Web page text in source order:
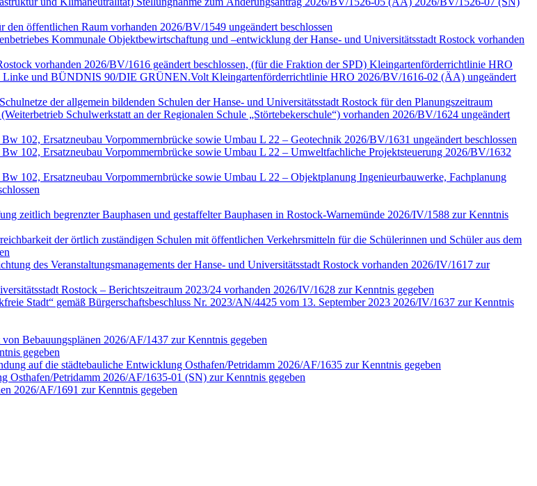
öffentlichen Raum vorhanden 2026/BV/1549 ungeändert beschlossen
Kommunale Objektbewirtschaftung und –entwicklung der Hanse- und Universitätsstadt Rostock vorhanden
vorhanden 2026/BV/1616 geändert beschlossen, (für die Fraktion der SPD) Kleingartenförderrichtlinie HRO
und BÜNDNIS 90/DIE GRÜNEN.Volt Kleingartenförderrichtlinie HRO 2026/BV/1616-02 (ÄA) ungeändert
der allgemein bildenden Schulen der Hanse- und Universitätsstadt Rostock für den Planungszeitraum
Schulwerkstatt an der Regionalen Schule „Störtebekerschule“) vorhanden 2026/BV/1624 ungeändert
102, Ersatzneubau Vorpommernbrücke sowie Umbau L 22 – Geotechnik 2026/BV/1631 ungeändert beschlossen
102, Ersatzneubau Vorpommernbrücke sowie Umbau L 22 – Umweltfachliche Projektsteuerung 2026/BV/1632
102, Ersatzneubau Vorpommernbrücke sowie Umbau L 22 – Objektplanung Ingenieurbauwerke, Fachplanung
zeitlich begrenzter Bauphasen und gestaffelter Bauphasen in Rostock-Warnemünde 2026/IV/1588 zur Kenntnis
der örtlich zuständigen Schulen mit öffentlichen Verkehrsmitteln für die Schülerinnen und Schüler aus dem
des Veranstaltungsmanagements der Hanse- und Universitätsstadt Rostock vorhanden 2026/IV/1617 zur
Rostock – Berichtszeitraum 2023/24 vorhanden 2026/IV/1628 zur Kenntnis gegeben
Stadt“ gemäß Bürgerschaftsbeschluss Nr. 2023/AN/4425 vom 13. September 2023 2026/IV/1637 zur Kenntnis
Bebauungsplänen 2026/AF/1437 zur Kenntnis gegeben
gegeben
auf die städtebauliche Entwicklung Osthafen/Petridamm 2026/AF/1635 zur Kenntnis gegeben
Petridamm 2026/AF/1635-01 (SN) zur Kenntnis gegeben
2026/AF/1691 zur Kenntnis gegeben